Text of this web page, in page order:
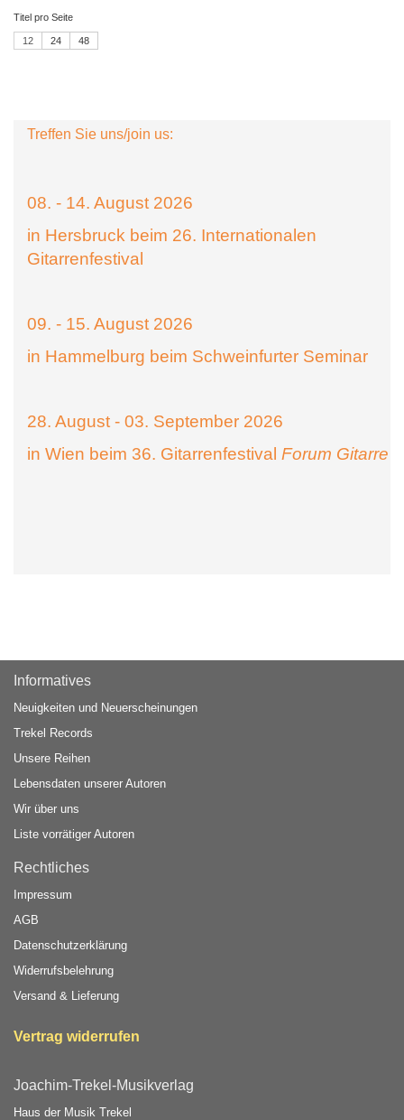
Titel pro Seite
12 24 48
Treffen Sie uns/join us:
08. - 14. August 2026
in Hersbruck beim 26. Internationalen
Gitarrenfestival
09. - 15. August 2026
in Hammelburg beim Schweinfurter Seminar
28. August - 03. September 2026
in Wien beim 36. Gitarrenfestival Forum Gitarre
Informatives
Neuigkeiten und Neuerscheinungen
Trekel Records
Unsere Reihen
Lebensdaten unserer Autoren
Wir über uns
Liste vorrätiger Autoren
Rechtliches
Impressum
AGB
Datenschutzerklärung
Widerrufsbelehrung
Versand & Lieferung
Vertrag widerrufen
Joachim-Trekel-Musikverlag
Haus der Musik Trekel